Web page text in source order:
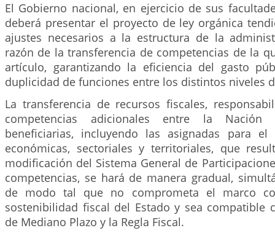
El Gobierno nacional, en ejercicio de sus
deberá presentar el proyecto de ley orgánica
ajustes necesarios a la estructura de la
razón de la transferencia de competencias de la
artículo, garantizando la eficiencia del gasto
duplicidad de funciones entre los distintos niveles
La transferencia de recursos fiscales,
competencias adicionales entre la
beneficiarias, incluyendo las asignadas para
económicas, sectoriales y territoriales, que
modificación del Sistema General de
competencias, se hará de manera gradual,
de modo tal que no comprometa el marco
sostenibilidad fiscal del Estado y sea compatible
de Mediano Plazo y la Regla Fiscal.